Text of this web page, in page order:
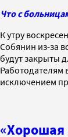
Что с
К утру
Собянин из-за
будут закрыты
Работодателям
исключением
«Хорошая